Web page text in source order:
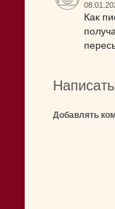
Как
Добавлять